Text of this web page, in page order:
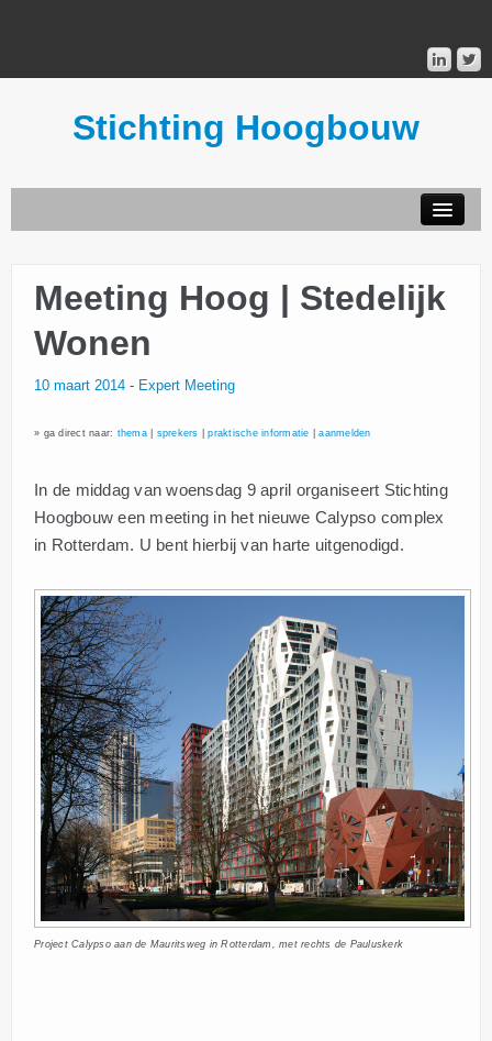
Stichting Hoogbouw
PUBLICATIES
DONATEURS
Meeting Hoog | Stedelijk
Wonen
10 maart 2014 - Expert Meeting
» ga direct naar: thema| sprekers |praktische informatie |aanmelden
In de middag van woensdag 9 april organiseert Stichting
Hoogbouw een meeting in het nieuwe Calypso complex
in Rotterdam. U bent hierbij van harte uitgenodigd.
Project Calypso aan de Mauritsweg in Rotterdam, met rechts de Pauluskerk